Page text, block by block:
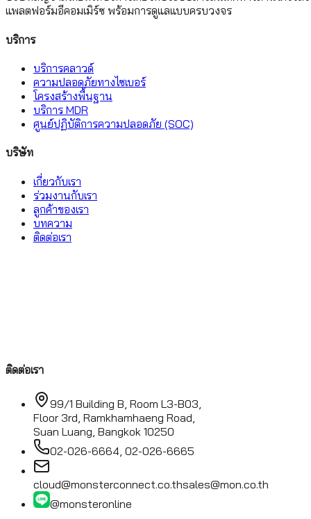
แพลตฟอร์มอีคอมเมิร์ซ พร้อมการดูแลแบบครบวงจร
บริการ
บริการคลาวด์
ความปลอดภัยทางไซเบอร์
โครงสร้างพื้นฐาน
บริการ MDR
ศูนย์ปฏิบัติการความปลอดภัย (SOC)
บริษัท
เกี่ยวกับเรา
ร่วมงานกับเรา
ลูกค้าของเรา
บทความ
ติดต่อเรา
ติดต่อเรา
99/1 Building B, Room L3-B03,
Floor 3rd, Ramkhamhaeng Road,
Suan Luang, Bangkok 10250
02-026-6664, 02-026-6665
cloud@monsterconnect.co.thsales@mon.co.th
@monsteronline